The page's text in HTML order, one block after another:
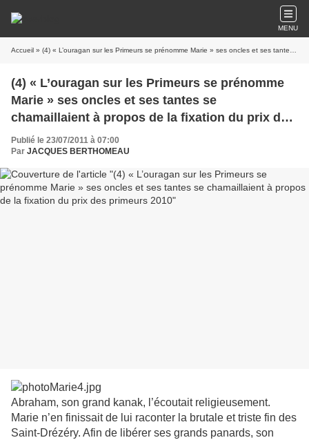
MENU
Accueil » (4) « L’ouragan sur les Primeurs se prénomme Marie » ses oncles et ses tantes se chamaillaient à propos de la fixation du prix des primeurs 2010
(4) « L’ouragan sur les Primeurs se prénomme
Marie » ses oncles et ses tantes se
chamaillaient à propos de la fixation du prix des
primeurs 2010
Publié le 23/07/2011 à 07:00
Par JACQUES BERTHOMEAU
Abraham, son grand kanak, l’écoutait religieusement.
Marie n’en finissait de lui raconter la brutale et triste fin des
Saint-Drézéry. Afin de libérer ses grands panards, son